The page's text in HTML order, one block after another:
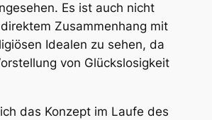
Es ist auch nicht
Zusammenhang mit
Idealen zu sehen, da
von Glückslosigkeit
das Konzept im Laufe des